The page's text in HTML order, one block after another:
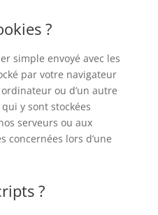
?
simple envoyé avec les
par votre navigateur
ou d’un autre
y sont stockées
serveurs ou aux
concernées lors d’une
?